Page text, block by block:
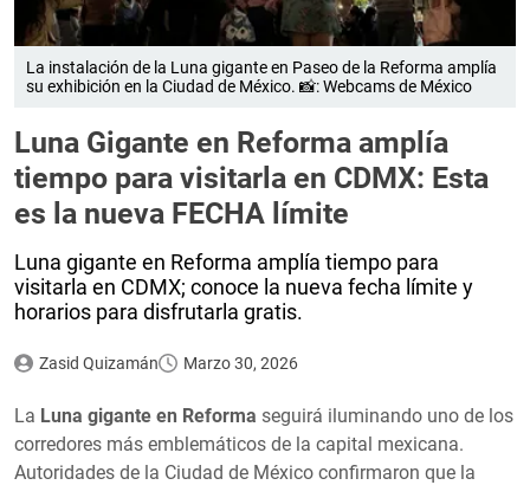
La instalación de la Luna gigante en Paseo de la Reforma amplía
su exhibición en la Ciudad de México. 📸: Webcams de México
Luna Gigante en Reforma amplía
tiempo para visitarla en CDMX: Esta
es la nueva FECHA límite
Luna gigante en Reforma amplía tiempo para
visitarla en CDMX; conoce la nueva fecha límite y
horarios para disfrutarla gratis.
Zasid Quizamán Marzo 30, 2026
La Luna gigante en Reforma seguirá iluminando uno de los
corredores más emblemáticos de la capital mexicana.
Autoridades de la Ciudad de México confirmaron que la